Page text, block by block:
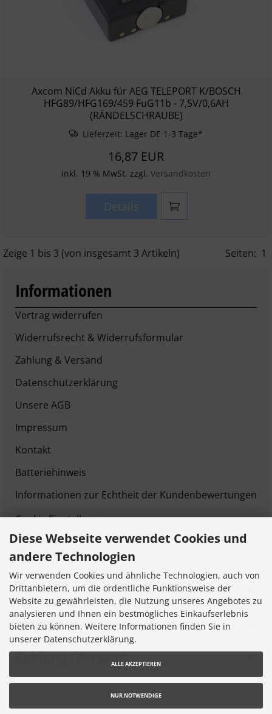
Axcom NiCd Akku für AEG TELEPORT K/BOSCH
HFG89/HFG169/459 FuG11b - 7,5V/0,6AH
(RÄNDELSCHRAUBE)
Lieferzeit: Lager DE 1-3 Tage*
16,87 EUR
inkl. 19 % MwSt. zzgl. Versandkosten
Details
Zeige 1 bis 3 (von insgesamt 3 Artikeln) Seiten: 1
Informationen
Vertrag widerrufen
Widerrufsrecht & Widerrufsformular
Zahlung & Versand
Datenschutzerklärung
Unsere AGB
Impressum
Kontakt
Batteriehinweis
Informationen zur Echtheit der Kundenbewertungen
Cookie Einstellungen
Kundenservice
Kontakt
Siegel
Zahlung/Versand
Diese Webseite verwendet Cookies und
andere Technologien
Wir verwenden Cookies und ähnliche Technologien, auch von
Drittanbietern, um die ordentliche Funktionsweise der
Website zu gewährleisten, die Nutzung unseres Angebotes zu
analysieren und Ihnen ein bestmögliches Einkaufserlebnis
bieten zu können. Weitere Informationen finden Sie in
unserer Datenschutzerklärung.
ALLE AKZEPTIEREN
NUR NOTWENDIGE